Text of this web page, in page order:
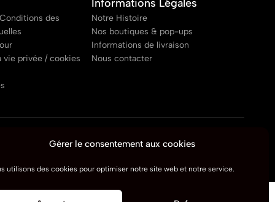
Gérer le consentement aux cookies
utilisons des cookies pour optimiser notre site web et notre service.
des
vie privée / cookies
Informations Légales
Notre Histoire
Nos boutiques & pop-ups
Informations de livraison
Nous contacter